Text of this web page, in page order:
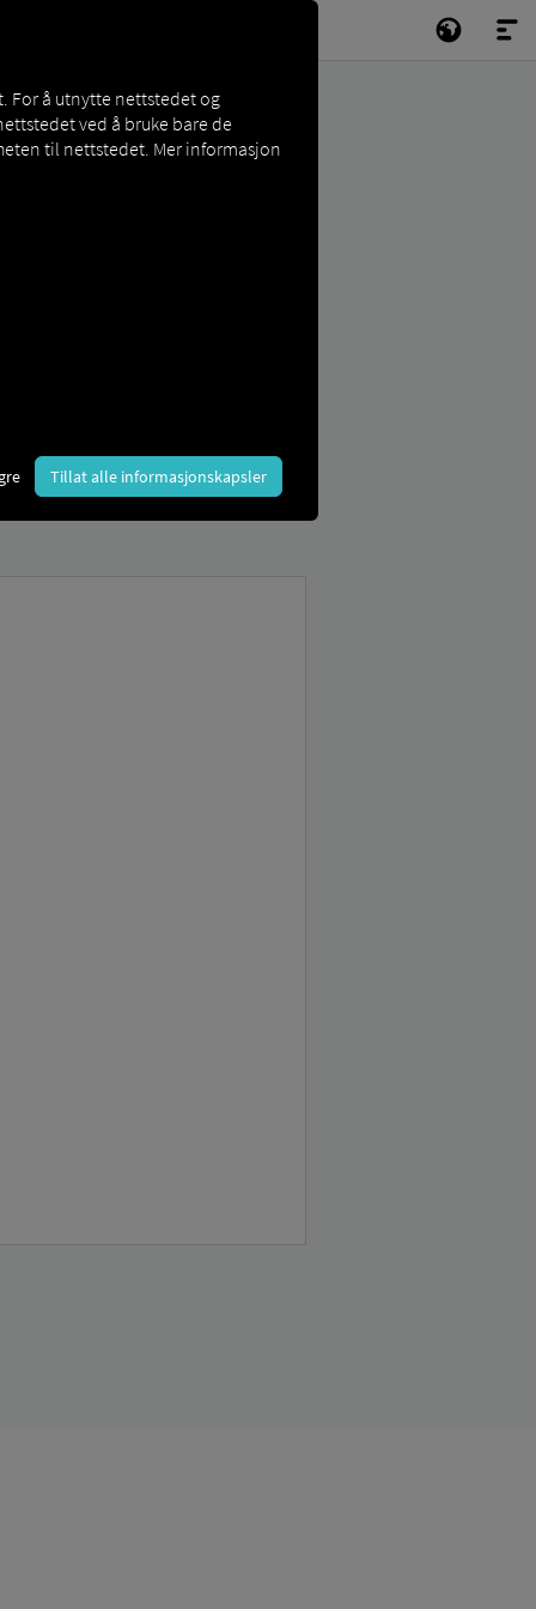
For å utnytte nettstedet og
ved å bruke bare de
til nettstedet. Mer informasjon
Tillat alle informasjonskapsler